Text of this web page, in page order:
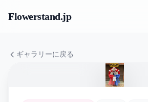
Flowerstand.jp
ギャラリーに戻る